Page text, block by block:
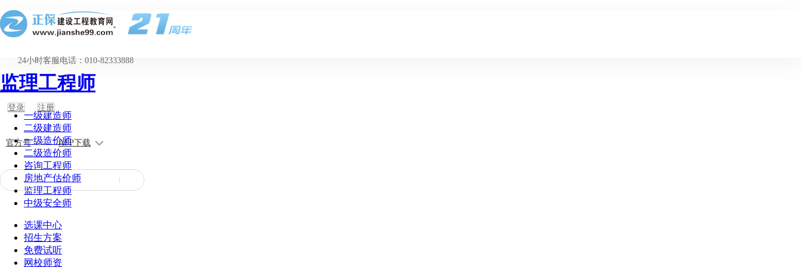
24小时客服电话：010-82333888
登录 注册
官方号 APP下载
监理工程师
一级建造师
二级建造师
一级造价师
二级造价师
咨询工程师
房地产估价师
监理工程师
中级安全师
选课中心
招生方案
免费试听
网校师资